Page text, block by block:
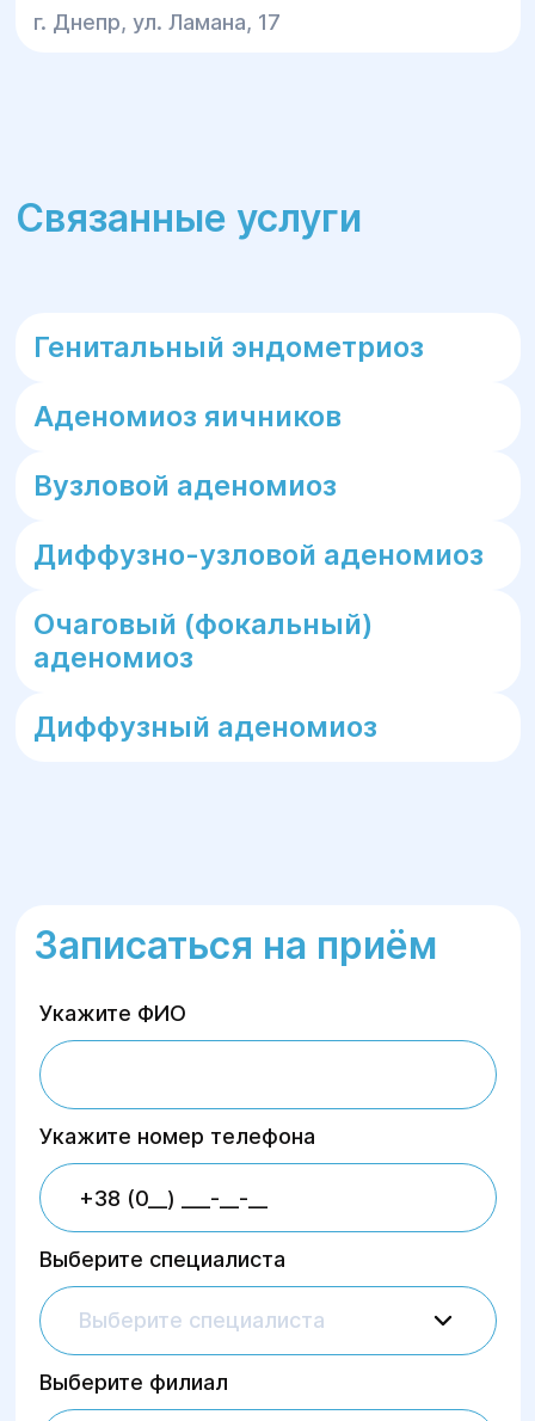
г. Днепр, ул. Ламана, 17
Связанные услуги
Генитальный эндометриоз
Аденомиоз яичников
Вузловой аденомиоз
Диффузно-узловой аденомиоз
Очаговый (фокальный)
аденомиоз
Диффузный аденомиоз
Записаться на приём
Укажите ФИО
Укажите номер телефона
Выберите специалиста
Выберите специалиста
Выберите филиал